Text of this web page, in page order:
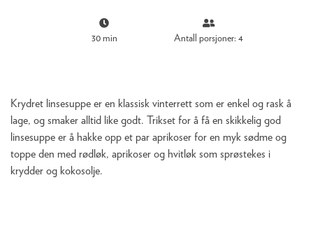
30 min Antall porsjoner: 4
Krydret linsesuppe er en klassisk vinterrett som er enkel og rask å
lage, og smaker alltid like godt. Trikset for å få en skikkelig god
linsesuppe er å hakke opp et par aprikoser for en myk sødme og
toppe den med rødløk, aprikoser og hvitløk som sprøstekes i
krydder og kokosolje.